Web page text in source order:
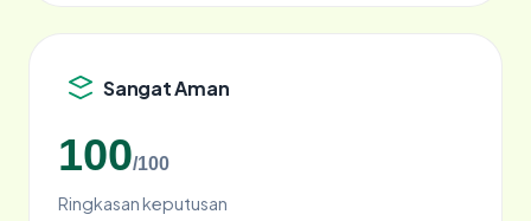
Sangat Aman
100/100
Ringkasan keputusan